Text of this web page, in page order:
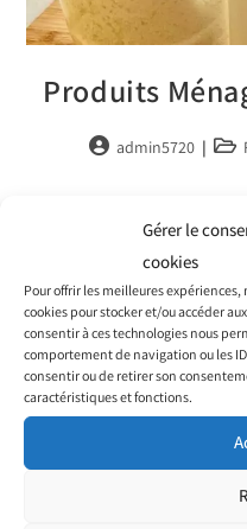
Gérer le
cookies
Pour offrir les meilleures
cookies pour stocker et/ou accéder
consentir à ces technologies nous
comportement de navigation ou les
consentir ou de retirer son
caractéristiques et fonctions.
Produits
admin5720
place dans nos placards et
produits ménagers